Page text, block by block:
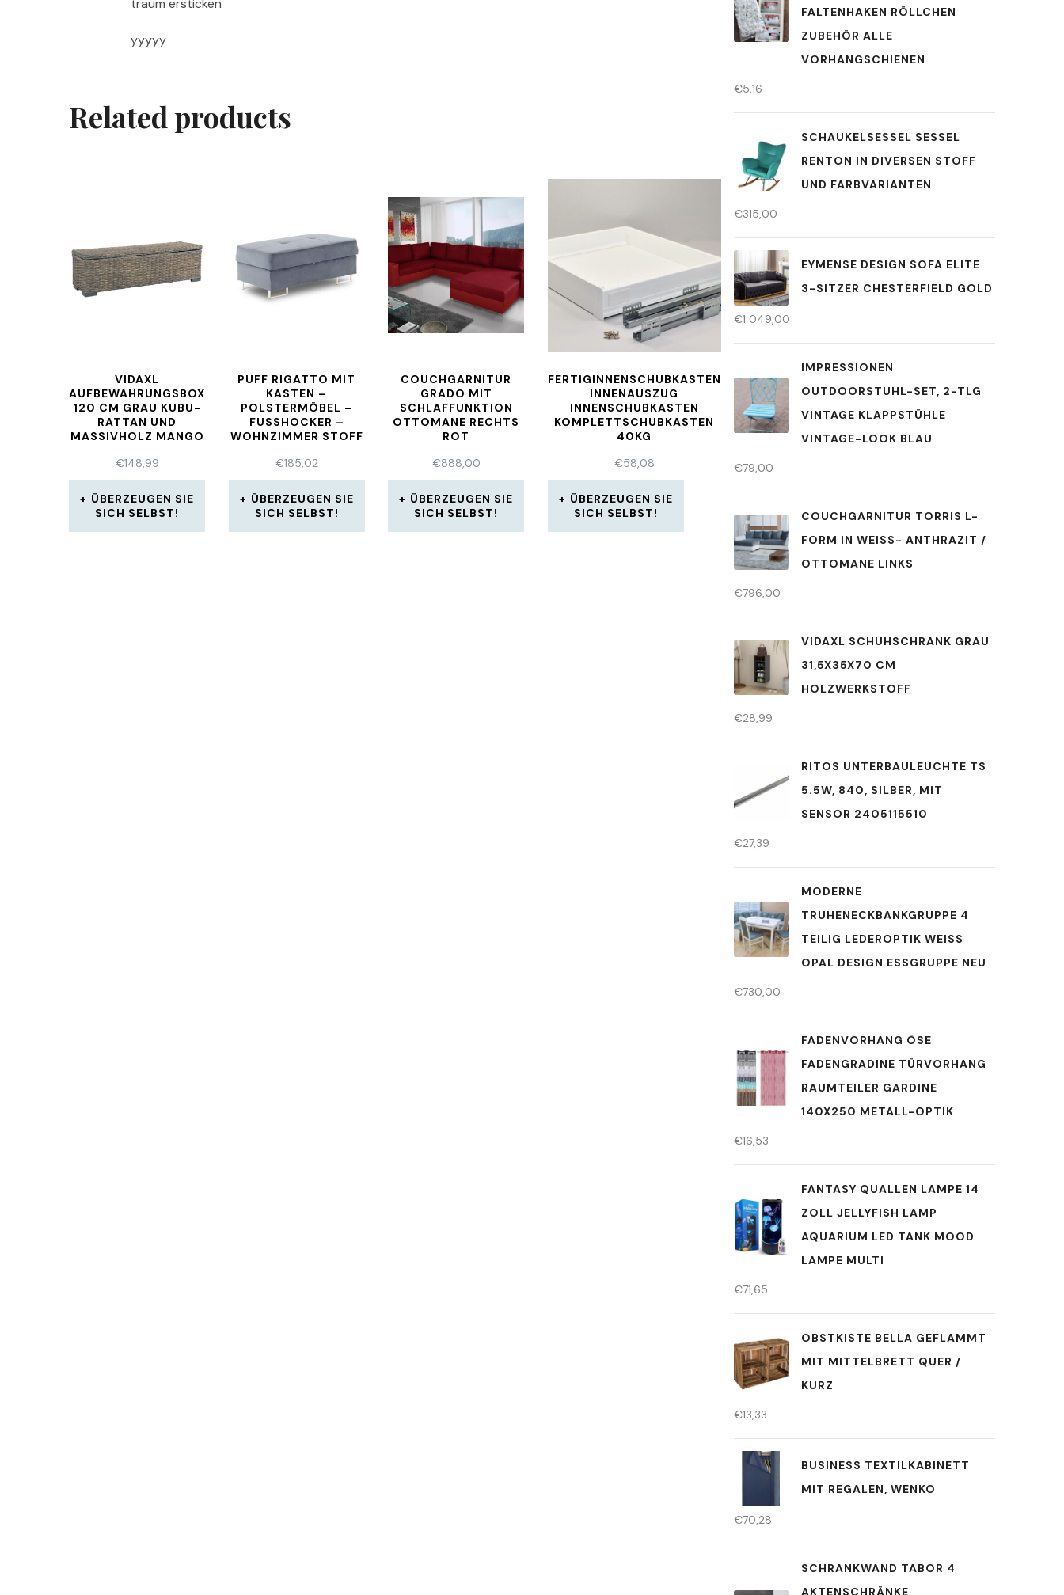
traum ersticken
yyyyy
Related products
VIDAXL
AUFBEWAHRUNGSBOX
120 CM GRAU KUBU-
RATTAN UND
MASSIVHOLZ MANGO
€148,99
ÜBERZEUGEN SIE
SICH SELBST!
PUFF RIGATTO MIT
KASTEN –
POLSTERMÖBEL –
FUSSHOCKER –
WOHNZIMMER STOFF
€185,02
ÜBERZEUGEN SIE
SICH SELBST!
COUCHGARNITUR
GRADO MIT
SCHLAFFUNKTION
OTTOMANE RECHTS
ROT
€888,00
ÜBERZEUGEN SIE
SICH SELBST!
FERTIGINNENSCHUBKASTEN
INNENAUSZUG
INNENSCHUBKASTEN
KOMPLETTSCHUBKASTEN
40KG
€58,08
ÜBERZEUGEN SIE
SICH SELBST!
FALTENHAKEN RÖLLCHEN
ZUBEHÖR ALLE
VORHANGSCHIENEN
€5,16
SCHAUKELSESSEL SESSEL
RENTON IN DIVERSEN STOFF
UND FARBVARIANTEN
€315,00
EYMENSE DESIGN SOFA ELITE
3-SITZER CHESTERFIELD GOLD
€1 049,00
IMPRESSIONEN
OUTDOORSTUHL-SET, 2-TLG
VINTAGE KLAPPSTÜHLE
VINTAGE-LOOK BLAU
€79,00
COUCHGARNITUR TORRIS L-
FORM IN WEISS- ANTHRAZIT /
OTTOMANE LINKS
€796,00
VIDAXL SCHUHSCHRANK GRAU
31,5X35X70 CM
HOLZWERKSTOFF
€28,99
RITOS UNTERBAULEUCHTE TS
5.5W, 840, SILBER, MIT
SENSOR 2405115510
€27,39
MODERNE
TRUHENECKBANKGRUPPE 4
TEILIG LEDEROPTIK WEISS O
PAL DESIGN ESSGRUPPE NEU
€730,00
FADENVORHANG ÖSE
FADENGRADINE TÜRVORHANG
RAUMTEILER GARDINE
140X250 METALL-OPTIK
€16,53
FANTASY QUALLEN LAMPE 14
ZOLL JELLYFISH LAMP
AQUARIUM LED TANK MOOD
LAMPE MULTI
€71,65
OBSTKISTE BELLA GEFLAMMT
MIT MITTELBRETT QUER /
KURZ
€13,33
BUSINESS TEXTILKABINETT
MIT REGALEN, WENKO
€70,28
SCHRANKWAND TABOR 4
AKTENSCHRÄNKE